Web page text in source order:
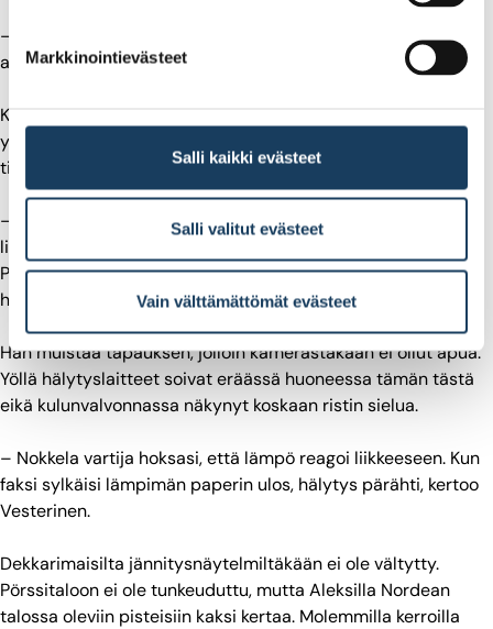
Markkinointievästeet
Salli kaikki evästeet
Salli valitut evästeet
Vain välttämättömät evästeet
– Ei tämä ihan nyt näin mene, sanoin ja estin häntä
avaamasta ovea toisille, kertoo Vesterinen.
Kaveri heittäytyi maahan, koetin kiskoa parrasta ja tukasta
ylös, kunnes poliisi haki hänet pois, kuvaa Vesterinen
tilannetta.
– Turvallisuuteen on panostettu paljon rajoittamalla
liikkumista ja tehostamalla kameravalvontaa. Myös
Pörssitalon omistaja Pörssisäätiö on hoitanut homman
hienosti, sanoo Vesterinen.
Hän muistaa tapauksen, jolloin kamerastakaan ei ollut apua.
Yöllä hälytyslaitteet soivat eräässä huoneessa tämän tästä
eikä kulunvalvonnassa näkynyt koskaan ristin sielua.
– Nokkela vartija hoksasi, että lämpö reagoi liikkeeseen. Kun
faksi sylkäisi lämpimän paperin ulos, hälytys pärähti, kertoo
Vesterinen.
Dekkarimaisilta jännitysnäytelmiltäkään ei ole vältytty.
Pörssitaloon ei ole tunkeuduttu, mutta Aleksilla Nordean
talossa oleviin pisteisiin kaksi kertaa. Molemmilla kerroilla